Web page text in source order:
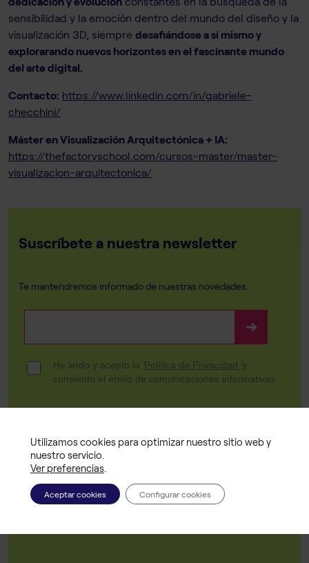
sensibilidad y la emoción dentro del mundo del diseño y la
visualización 3D, siempre desafiándose a sí mismo y
explorarando nuevos horizontes en el fascinante mundo
del arte digital.
Contacto: https://www.linkedin.com/in/gabriele-
checchini/
Máster en Visualización Arquitectónica + IA:
https://thefactoryschool.com/cursos-master/master-
visualizacion-arquitectonica/
Suscríbete a nuestra newsletter
Te mantendremos informado de nuestras novedades.
Utilizamos cookies para optimizar nuestro sitio web y
nuestro servicio.
Ver preferencias.
Aceptar cookies Configurar cookies